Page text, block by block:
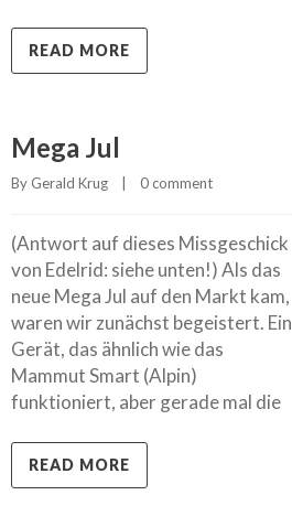
READ MORE
Mega Jul
By Gerald Krug 0 comment
(Antwort auf dieses Missgeschick
von Edelrid: siehe unten!) Als das
neue Mega Jul auf den Markt kam,
waren wir zunächst begeistert. Ein
Gerät, das ähnlich wie das
Mammut Smart (Alpin)
funktioniert, aber gerade mal die
READ MORE